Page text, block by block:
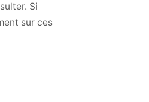
Si
sur ces